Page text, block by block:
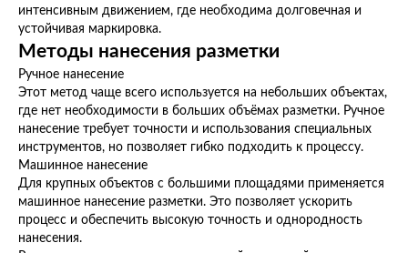
интенсивным движением, где необходима долговечная и
устойчивая маркировка.
Методы нанесения разметки
Ручное нанесение
Этот метод чаще всего используется на небольших объектах,
где нет необходимости в больших объёмах разметки. Ручное
нанесение требует точности и использования специальных
инструментов, но позволяет гибко подходить к процессу.
Машинное нанесение
Для крупных объектов с большими площадями применяется
машинное нанесение разметки. Это позволяет ускорить
процесс и обеспечить высокую точность и однородность
нанесения.